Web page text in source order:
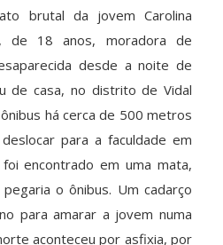
brutal da jovem Carolina
de 18 anos, moradora de
desde a noite de
de casa, no distrito de Vidal
há cerca de 500 metros
para a faculdade em
encontrado em uma mata,
o ônibus. Um cadarço
para amarar a jovem numa
aconteceu por asfixia, por